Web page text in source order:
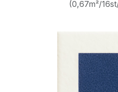
(0,67m²/